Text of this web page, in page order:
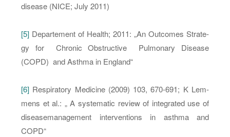
di­sea­se (NICE; July 2011)
[5] De­par­te­ment of Health; 2011: „An Out­co­mes Stra­te­
gy for Chro­nic Ob­struc­tive Pul­mo­na­ry Di­sea­se
(COPD) and Asth­ma in Eng­land“
[6] Re­spi­ra­to­ry Me­di­ci­ne (2009) 103, 670-691; K Lem­
mens et al.: „ A sys­te­ma­tic re­view of in­te­gra­ted use of
di­sease­ma­nage­ment in­ter­ven­ti­ons in asth­ma and
COPD“